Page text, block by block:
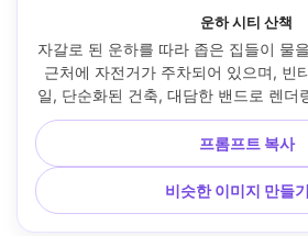
운하 시티 산책
자갈로 된 운하를 따라 좁은 집들이 물
근처에 자전거가 주차되어 있으며, 빈
일, 단순화된 건축, 대담한 밴드로 렌더
색과 벽돌 팔레트, 오래된 종이 가장자
에 여행 태그라인을 위한 공간, 스크린
한 여백, 85mm 렌즈, 얕은 피사계, 부
4:5
프롬프트 복사
비슷한 이미지 만들